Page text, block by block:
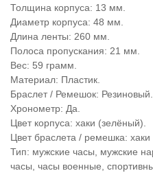
Толщина корпуса: 13 мм.
Диаметр корпуса: 48 мм.
Длина ленты: 260 мм.
Полоса пропускания: 21 мм.
Вес: 59 грамм.
Материал: Пластик.
Браслет / Ремешок: Резиновый.
Хронометр: Да.
Цвет корпуса: хаки (зелёный).
Цвет браслета / ремешка:
Тип: мужские часы, мужские
часы, часы военные,